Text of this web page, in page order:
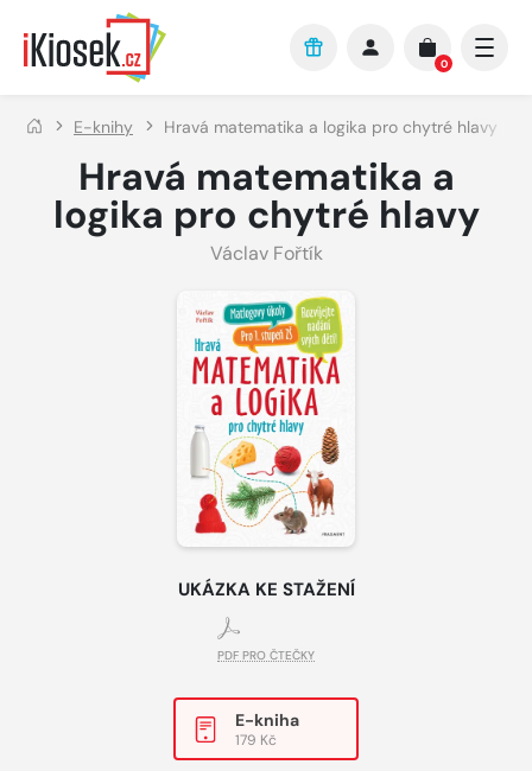
Přejít na hlavní obsah
0
E-knihy Hravá matematika a logika pro chytré hlavy
Hravá matematika a
logika pro chytré hlavy
Václav Fořtík
UKÁZKA KE STAŽENÍ
PDF PRO ČTEČKY
E-kniha
179 Kč